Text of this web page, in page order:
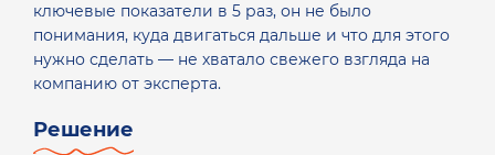
ключевые показатели в 5 раз, он не было
понимания, куда двигаться дальше и что для этого
нужно сделать — не хватало свежего взгляда на
компанию от эксперта.
Решение